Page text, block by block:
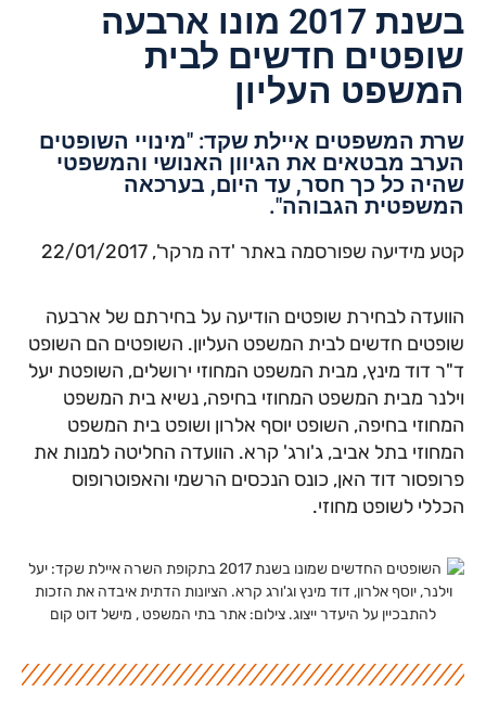
בשנת 2017 מונו ארבעה
שופטים חדשים לבית
המשפט העליון
שרת המשפטים איילת שקד: "מינויי השופטים
הערב מבטאים את הגיוון האנושי והמשפטי
שהיה כל כך חסר, עד היום, בערכאה
המשפטית הגבוהה".
קטע מידיעה שפורסמה באתר 'דה מרקר', 22/01/2017
הוועדה לבחירת שופטים הודיעה על בחירתם של ארבעה
שופטים חדשים לבית המשפט העליון. השופטים הם השופט
ד"ר דוד מינץ, מבית המשפט המחוזי ירושלים, השופטת יעל
וילנר מבית המשפט המחוזי בחיפה, נשיא בית המשפט
המחוזי בחיפה, השופט יוסף אלרון ושופט בית המשפט
המחוזי בתל אביב, ג'ורג' קרא. הוועדה החליטה למנות את
פרופסור דוד האן, כונס הנכסים הרשמי והאפוטרופוס
הכללי לשופט מחוזי.